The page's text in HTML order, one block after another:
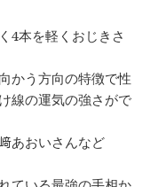
4本を軽くおじきさ
かう方向の特徴で性
線の運気の強さがで
あおいさんなど